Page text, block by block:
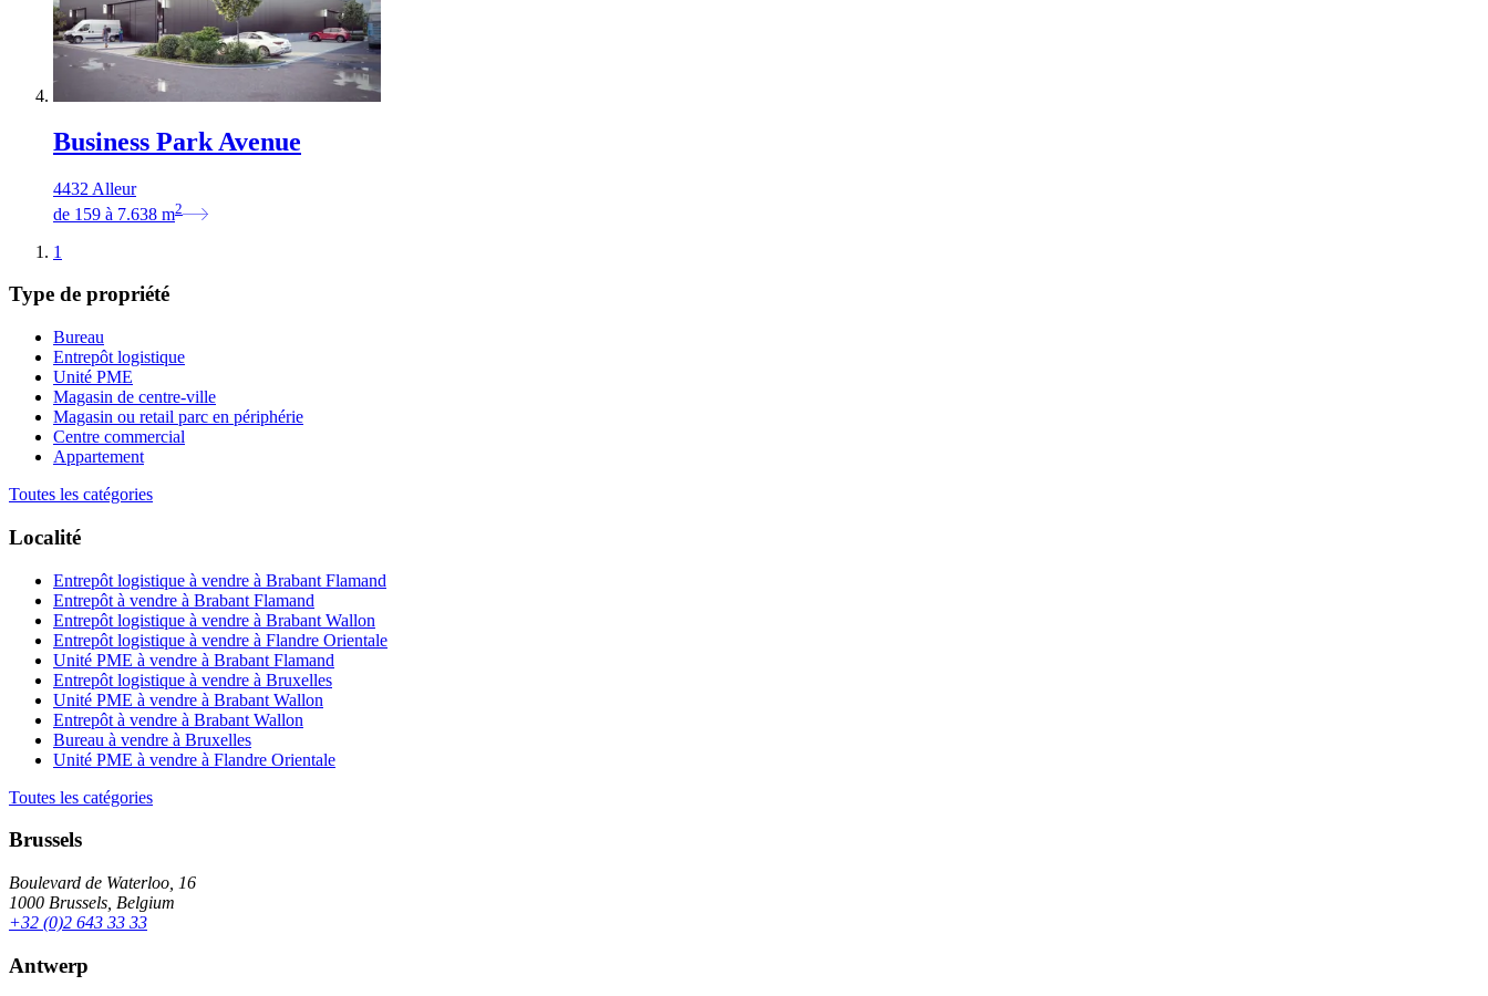
Business Park Avenue
4432 Alleur
de 159 à 7.638 m2
1
Type de propriété
Bureau
Entrepôt logistique
Unité PME
Magasin de centre-ville
Magasin ou retail parc en périphérie
Centre commercial
Appartement
Toutes les catégories
Localité
Entrepôt logistique à vendre à Brabant Flamand
Entrepôt à vendre à Brabant Flamand
Entrepôt logistique à vendre à Brabant Wallon
Entrepôt logistique à vendre à Flandre Orientale
Unité PME à vendre à Brabant Flamand
Entrepôt logistique à vendre à Bruxelles
Unité PME à vendre à Brabant Wallon
Entrepôt à vendre à Brabant Wallon
Bureau à vendre à Bruxelles
Unité PME à vendre à Flandre Orientale
Toutes les catégories
Brussels
Boulevard de Waterloo, 16
1000 Brussels, Belgium
+32 (0)2 643 33 33
Antwerp